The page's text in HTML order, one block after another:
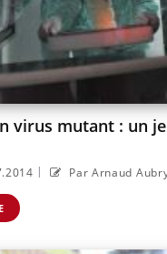
virus mutant : un
| Par Arnaud